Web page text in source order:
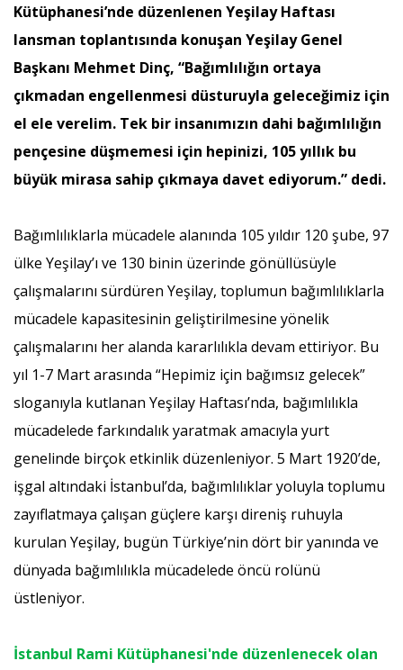
Kütüphanesi’nde düzenlenen Yeşilay Haftası
lansman toplantısında konuşan Yeşilay Genel
Başkanı Mehmet Dinç, “Bağımlılığın ortaya
çıkmadan engellenmesi düsturuyla geleceğimiz için
el ele verelim. Tek bir insanımızın dahi bağımlılığın
pençesine düşmemesi için hepinizi, 105 yıllık bu
büyük mirasa sahip çıkmaya davet ediyorum.” dedi.
Bağımlılıklarla mücadele alanında 105 yıldır 120 şube, 97
ülke Yeşilay’ı ve 130 binin üzerinde gönüllüsüyle
çalışmalarını sürdüren Yeşilay, toplumun bağımlılıklarla
mücadele kapasitesinin geliştirilmesine yönelik
çalışmalarını her alanda kararlılıkla devam ettiriyor. Bu
yıl 1-7 Mart arasında “Hepimiz için bağımsız gelecek”
sloganıyla kutlanan Yeşilay Haftası’nda, bağımlılıkla
mücadelede farkındalık yaratmak amacıyla yurt
genelinde birçok etkinlik düzenleniyor. 5 Mart 1920’de,
işgal altındaki İstanbul’da, bağımlılıklar yoluyla toplumu
zayıflatmaya çalışan güçlere karşı direniş ruhuyla
kurulan Yeşilay, bugün Türkiye’nin dört bir yanında ve
dünyada bağımlılıkla mücadelede öncü rolünü
üstleniyor.
İstanbul Rami Kütüphanesi'nde düzenlenecek olan